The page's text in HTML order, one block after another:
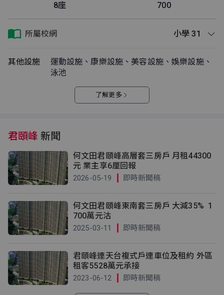
8座 700
所屬校網 小學 31
其他設施
運動設施、康樂設施、美容設施、娛樂設施、
泳池
了解更多
君頤峰 新聞
何文田君頤峰高層套三房戶 月租44300
元 業主享6厘回報
2026-05-19 即時新聞稿
何文田君頤峰東南套三房戶 大減35% 1
700萬元沽
2025-03-11 即時新聞稿
君頤峰連天台複式戶連車位及租約 外區
租客5528萬元承接
2023-06-12 即時新聞稿